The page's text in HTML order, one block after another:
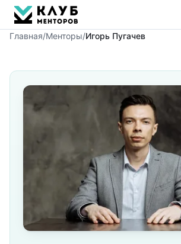
Главная/Менторы/Игорь Пугачев